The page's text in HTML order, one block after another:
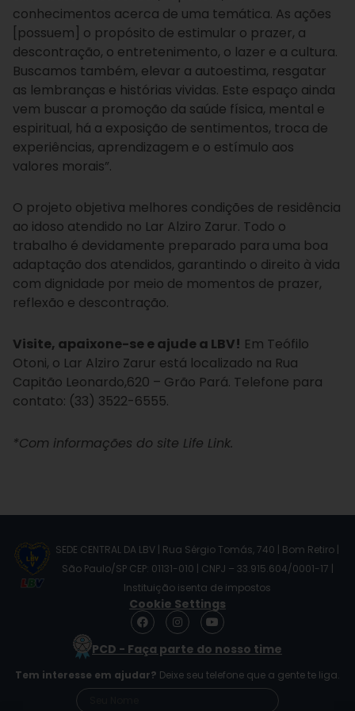
conhecimentos acerca de uma temática. As ações
[possuem] o propósito de estimular o prazer, a
descontração, o entretenimento, o lazer e a cultura.
Buscamos também, elevar a autoestima, resgatar
as lembranças e histórias vividas. Este espaço ainda
vem buscar a promoção da saúde física, mental e
espiritual, há a exposição de sentimentos, troca de
experiências, aprendizagem e o estímulo aos
valores morais”.
O projeto objetiva melhores condições de residência
ao idoso atendido no Lar Alziro Zarur. Todo o
trabalho é devidamente preparado para uma boa
adaptação dos atendidos, garantindo o direito à vida
com dignidade por meio de momentos de prazer,
reflexão e descontração.
Visite, apaixone-se e ajude a LBV! Em Teófilo
Otoni, o Lar Alziro Zarur está localizado na Rua
Capitão Leonardo,620 – Grão Pará. Telefone para
contato: (33) 3522-6555.
*Com informações do site Life Link.
SEDE CENTRAL DA LBV | Rua Sérgio Tomás, 740 | Bom Retiro |
São Paulo/SP CEP: 01131-010 | CNPJ – 33.915.604/0001-17 |
Instituição isenta de impostos
Cookie Settings
F
a
e
o
o
I
n
s
t
g
r
Y
o
t
b
e
PCD - Faça parte do nosso time
Tem interesse em ajudar? Deixe seu telefone que a gente te liga.